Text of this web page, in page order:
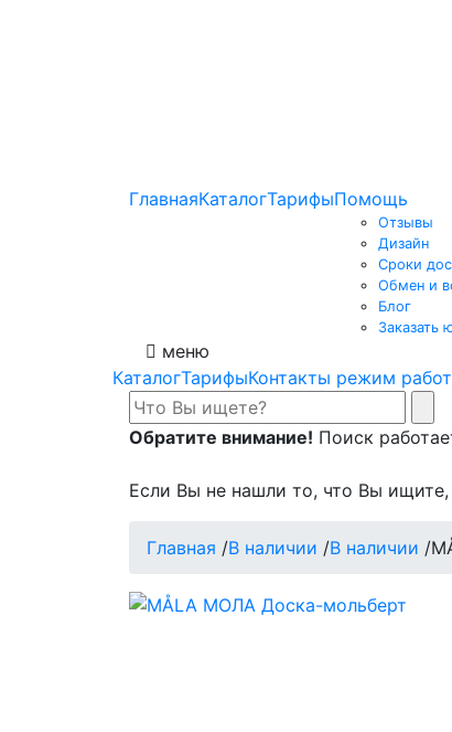
ГлавнаяКаталогТарифыПомощь
Отзывы
Дизайн
Сроки
Обмен и
Блог
Заказать
меню
КаталогТарифыКонтакты режим
Обратите внимание! Поиск
Если Вы не нашли то, что Вы ищите,
Главная /В наличии /В наличии /